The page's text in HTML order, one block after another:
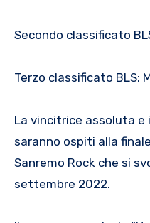
Secondo classificato
Terzo classificato BLS:
La vincitrice assoluta
saranno ospiti alla
Sanremo Rock che si
settembre 2022.